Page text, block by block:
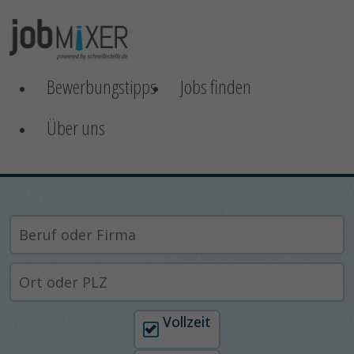
Bewerbungstipps
Jobs finden
Über uns
Arbeitszeit auswählen
Vollzeit